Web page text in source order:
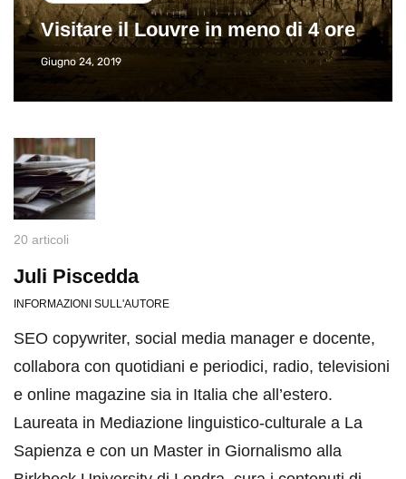
Visitare il Louvre in meno di 4 ore
Giugno 24, 2019
20 articoli
Juli Piscedda
INFORMAZIONI SULL'AUTORE
SEO copywriter, social media manager e docente,
collabora con quotidiani e periodici, radio, televisioni
e online magazine sia in Italia che all’estero.
Laureata in Mediazione linguistico-culturale a La
Sapienza e con un Master in Giornalismo alla